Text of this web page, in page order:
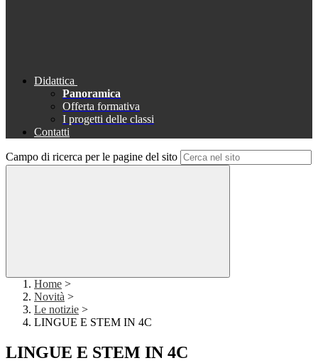
Didattica
Panoramica
Offerta formativa
I progetti delle classi
Contatti
Campo di ricerca per le pagine del sito
Home >
Novità >
Le notizie >
LINGUE E STEM IN 4C
LINGUE E STEM IN 4C